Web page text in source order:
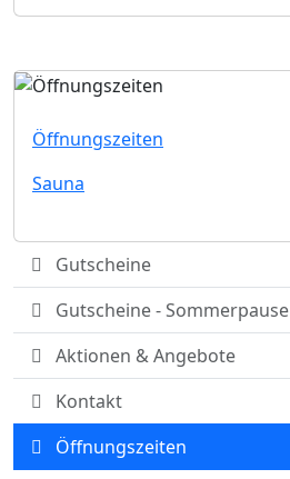
Öffnungszeiten
Sauna
Gutscheine
Gutscheine - Sommerpause
Aktionen & Angebote
Kontakt
Öffnungszeiten